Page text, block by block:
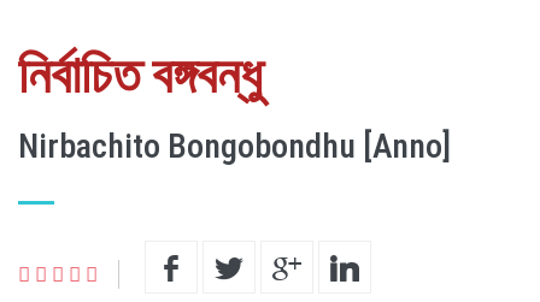
নির্বাচিত বঙ্গবন্ধু
Nirbachito Bongobondhu [Anno]